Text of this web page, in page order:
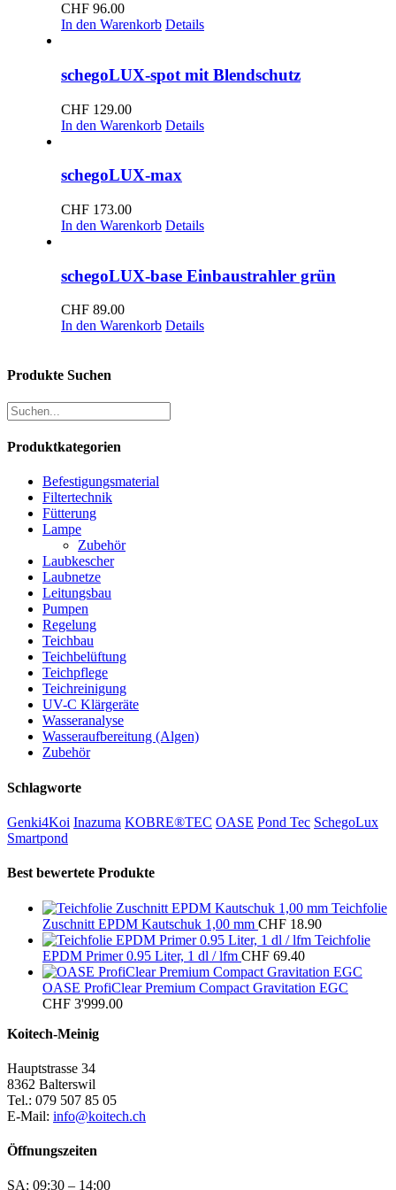
CHF 96.00
In den Warenkorb Details
schegoLUX-spot mit Blendschutz
CHF 129.00
In den Warenkorb Details
schegoLUX-max
CHF 173.00
In den Warenkorb Details
schegoLUX-base Einbaustrahler grün
CHF 89.00
In den Warenkorb Details
Produkte Suchen
Produktkategorien
Befestigungsmaterial
Filtertechnik
Fütterung
Lampe
Zubehör
Laubkescher
Laubnetze
Leitungsbau
Pumpen
Regelung
Teichbau
Teichbelüftung
Teichpflege
Teichreinigung
UV-C Klärgeräte
Wasseranalyse
Wasseraufbereitung (Algen)
Zubehör
Schlagworte
Genki4Koi Inazuma KOBRE®TEC OASE Pond Tec SchegoLux
Smartpond
Best bewertete Produkte
Teichfolie
Zuschnitt EPDM Kautschuk 1,00 mm CHF 18.90
Teichfolie
EPDM Primer 0.95 Liter, 1 dl / lfm CHF 69.40
OASE ProfiClear Premium Compact Gravitation EGC
CHF 3'999.00
Koitech-Meinig
Hauptstrasse 34
8362 Balterswil
Tel.: 079 507 85 05
E-Mail: info@koitech.ch
Öffnungszeiten
SA: 09:30 – 14:00